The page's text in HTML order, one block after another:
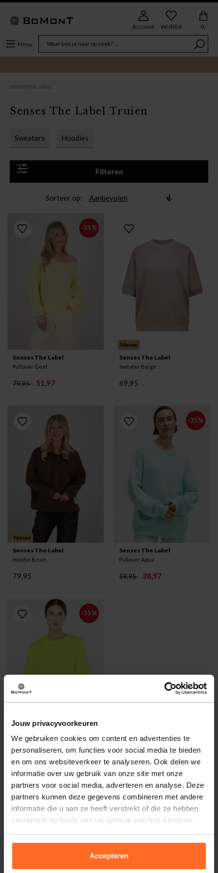
Jouw privacyvoorkeuren
We gebruiken cookies om content en advertenties te
personaliseren, om functies voor social media te bieden
en om ons websiteverkeer te analyseren. Ook delen we
informatie over uw gebruik van onze site met onze
partners voor social media, adverteren en analyse. Deze
partners kunnen deze gegevens combineren met andere
informatie die u aan ze heeft verstrekt of die ze hebben
verzameld op basis van uw gebruik van hun services.
Accepteren
Menu
Account Wishlist 0,-
SENSES THE LABEL
Sweaters Hoodies
Filteren
Senses The Label Truien
Sorteer op
-35%
Senses The Label
Pullover Geel
79,95 51,97
Nieuw
Senses The Label
Sweater Beige
69,95
Nieuw
Senses The Label
Hoodie Bruin
79,95
-35%
Senses The Label
Pullover Aqua
59,95 38,97
-35%
Senses The Label
Pullover Groen
59,95
Altijd gratis bezorging